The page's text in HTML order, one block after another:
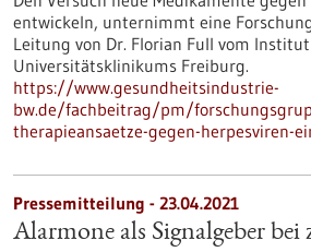
entwickeln, unternimmt eine
Leitung von Dr. Florian Full vom
Universitätsklinikums Freiburg.
https://www.gesundheitsindustrie-
bw.de/fachbeitrag/pm/
therapieansaetze-gegen-herpesviren-
Pressemitteilung - 23.04.2021
Alarmone als Signalgeber bei